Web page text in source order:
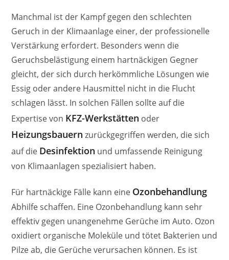
Manchmal ist der Kampf gegen den schlechten
Geruch in der Klimaanlage einer, der professionelle
Verstärkung erfordert. Besonders wenn die
Geruchsbelästigung einem hartnäckigen Gegner
gleicht, der sich durch herkömmliche Lösungen wie
Essig oder andere Hausmittel nicht in die Flucht
schlagen lässt. In solchen Fällen sollte auf die
Expertise von KFZ-Werkstätten oder
Heizungsbauern zurückgegriffen werden, die sich
auf die Desinfektion und umfassende Reinigung
von Klimaanlagen spezialisiert haben.
Für hartnäckige Fälle kann eine Ozonbehandlung
Abhilfe schaffen. Eine Ozonbehandlung kann sehr
effektiv gegen unangenehme Gerüche im Auto. Ozon
oxidiert organische Moleküle und tötet Bakterien und
Pilze ab, die Gerüche verursachen können. Es ist